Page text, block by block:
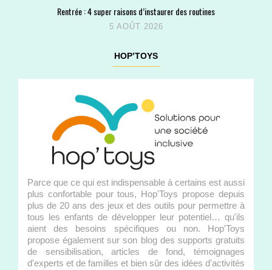
Rentrée : 4 super raisons d’instaurer des routines
5 AOÛT 2026
HOP’TOYS
Parce que ce qui est indispensable à certains est aussi
plus confortable pour tous, Hop'Toys propose depuis
plus de 20 ans des jeux et des outils pour permettre à
tous les enfants de développer leur potentiel… qu'ils
aient des besoins spécifiques ou non. Hop'Toys
propose également sur son blog des supports gratuits
de sensibilisation, articles de fond, témoignages
d'experts et de familles et bien sûr des idées d'activités